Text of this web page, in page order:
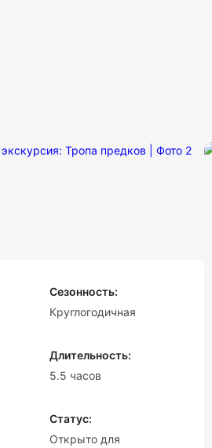
Сезонность:
Круглогодичная
Длительность:
5.5 часов
Статус:
Открыто для